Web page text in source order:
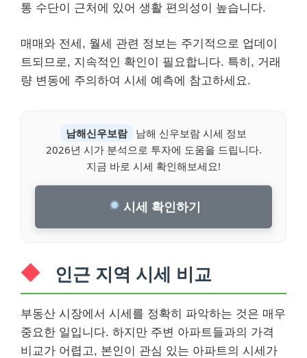
통 수단이 근처에 있어 생활 편의성이 높습니다.
매매와 전세, 월세 관련 정보는 주기적으로 업데이
트되므로, 지속적인 확인이 필요합니다. 특히, 거래
량 변동에 주의하여 시세 예측에 참고하세요.
남해신우보람
남해 신우보람 시세 정보
2026년 시가 분석으로 투자에 도움을 드립니다.
지금 바로 시세 확인해보세요!
시세 확인하기
인근 지역 시세 비교
부동산 시장에서 시세를 정확히 파악하는 것은 매우
중요한 일입니다. 하지만 주변 아파트들과의 가격
비교가 어렵고, 본인이 관심 있는 아파트의 시세가